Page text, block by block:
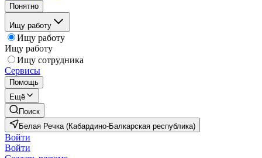
Понятно
Ищу работу
Ищу работу
Ищу работу
Ищу сотрудника
Сервисы
Помощь
Ещё
Поиск
Белая Речка (Кабардино-Балкарская республика)
Войти
Войти